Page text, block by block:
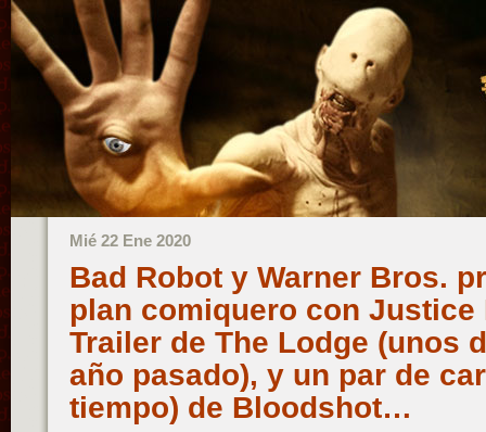
Mié 22 Ene 2020
Bad Robot y Warner Bros.
plan comiquero con Justice
Trailer de The Lodge (unos
año pasado), y un par de
tiempo) de Bloodshot…